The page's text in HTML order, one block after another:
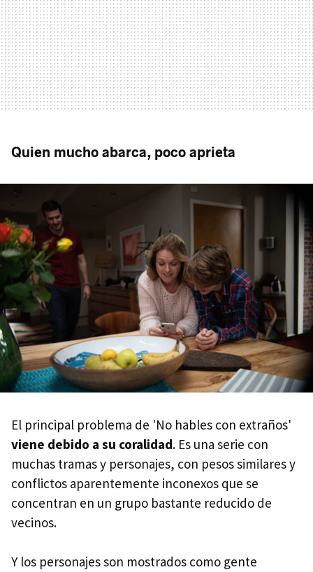
Quien mucho abarca, poco aprieta
El principal problema de 'No hables con extraños'
viene debido a su coralidad. Es una serie con
muchas tramas y personajes, con pesos similares y
conflictos aparentemente inconexos que se
concentran en un grupo bastante reducido de
vecinos.
Y los personajes son mostrados como gente